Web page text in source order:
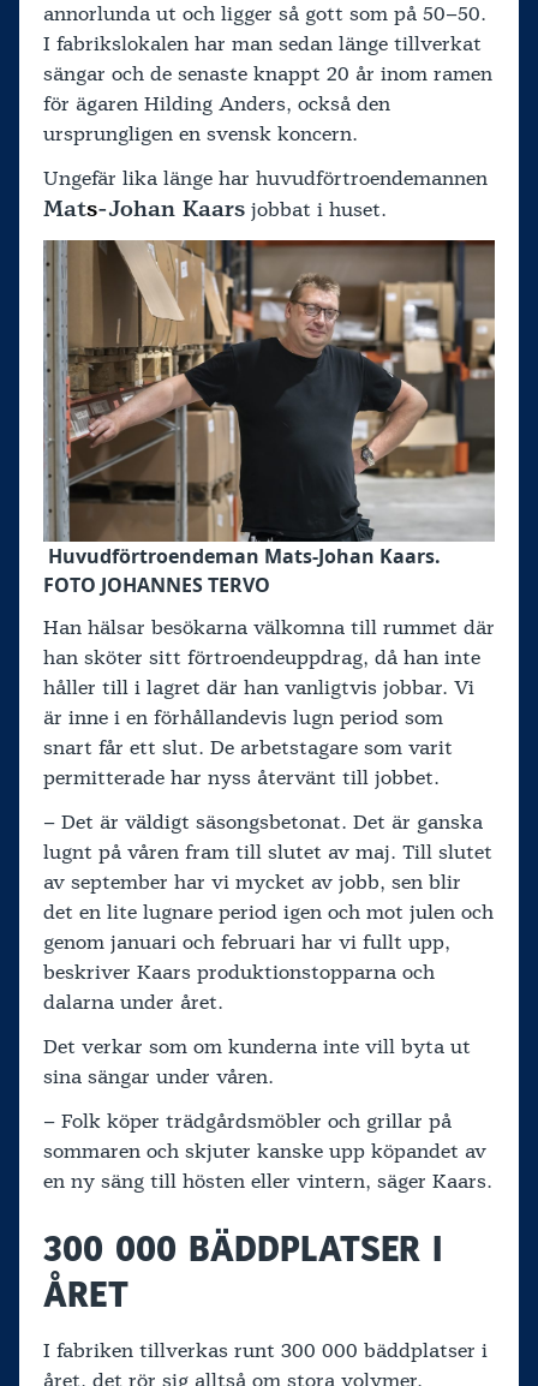
annorlunda ut och ligger så gott som på 50–50.
I fabrikslokalen har man sedan länge tillverkat
sängar och de senaste knappt 20 år inom ramen
för ägaren Hilding Anders, också den
ursprungligen en svensk koncern.
Ungefär lika länge har huvudförtroendemannen
Mats-Johan Kaars jobbat i huset.
Huvudförtroendeman Mats-Johan Kaars.
FOTO JOHANNES TERVO
Han hälsar besökarna välkomna till rummet där
han sköter sitt förtroendeuppdrag, då han inte
håller till i lagret där han vanligtvis jobbar. Vi
är inne i en förhållandevis lugn period som
snart får ett slut. De arbetstagare som varit
permitterade har nyss återvänt till jobbet.
– Det är väldigt säsongsbetonat. Det är ganska
lugnt på våren fram till slutet av maj. Till slutet
av september har vi mycket av jobb, sen blir
det en lite lugnare period igen och mot julen och
genom januari och februari har vi fullt upp,
beskriver Kaars produktionstopparna och
dalarna under året.
Det verkar som om kunderna inte vill byta ut
sina sängar under våren.
– Folk köper trädgårdsmöbler och grillar på
sommaren och skjuter kanske upp köpandet av
en ny säng till hösten eller vintern, säger Kaars.
300 000 BÄDDPLATSER I
ÅRET
I fabriken tillverkas runt 300 000 bäddplatser i